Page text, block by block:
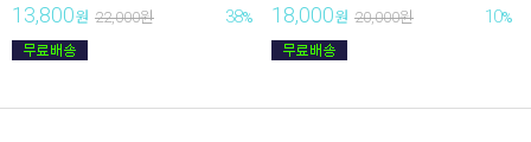
13,800원 22,000원 38% 18,000원 20,000원 10%